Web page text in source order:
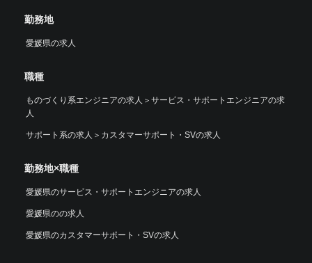
勤務地
愛媛県の求人
職種
ものづくり系エンジニアの求人 ＞ サービス・サポートエンジニアの求
人
サポート系の求人 ＞ カスタマーサポート・SVの求人
勤務地×職種
愛媛県のサービス・サポートエンジニアの求人
愛媛県のの求人
愛媛県のカスタマーサポート・SVの求人